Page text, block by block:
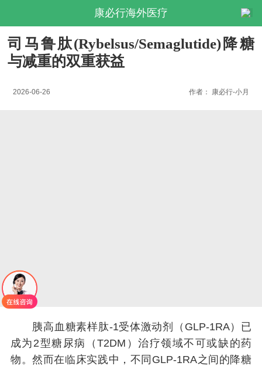
康必行海外医疗
司马鲁肽(Rybelsus/Semaglutide)降糖
与减重的双重获益
2026-06-26 作者： 康必行-小月
胰高血糖素样肽-1受体激动剂（GLP-1RA）已
成为2型糖尿病（T2DM）治疗领域不可或缺的药
物。然而在临床实践中，不同GLP-1RA之间的降糖